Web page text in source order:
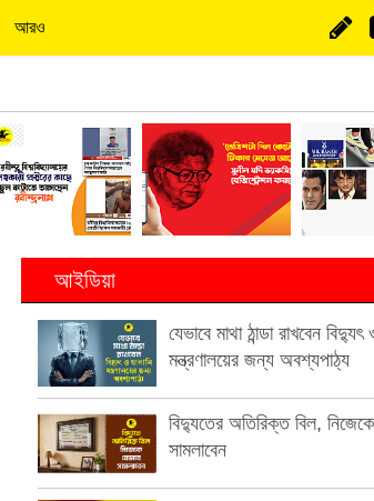
আরও
আইডিয়া
যেভাবে মাথা ঠান্ডা রাখবেন
মন্ত্রণালয়ের জন্য অবশ্যপাঠ্য
বিদ্যুতের অতিরিক্ত বিল,
সামলাবেন